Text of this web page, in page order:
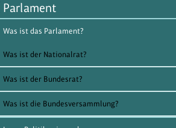
Parlament
Was ist das Parlament?
Was ist der Nationalrat?
Was ist der Bundesrat?
Was ist die Bundesversammlung?